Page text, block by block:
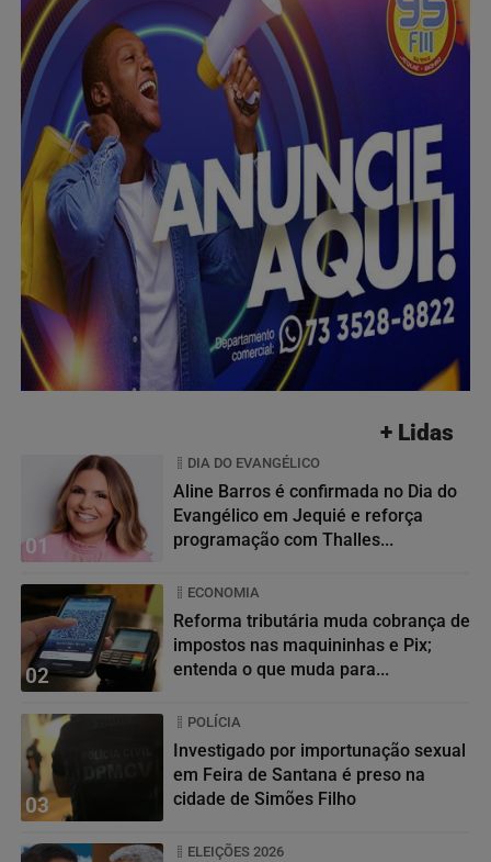
+ Lidas
01
DIA DO EVANGÉLICO
Aline Barros é confirmada no Dia do
Evangélico em Jequié e reforça
programação com Thalles...
02
ECONOMIA
Reforma tributária muda cobrança de
impostos nas maquininhas e Pix;
entenda o que muda para...
03
POLÍCIA
Investigado por importunação sexual
em Feira de Santana é preso na
cidade de Simões Filho
ELEIÇÕES 2026